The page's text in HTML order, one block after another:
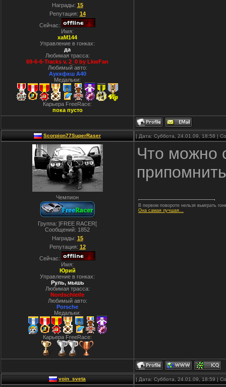
Награды: 15
Репутация: 14
Сейчас:
Имя:
xaM144
Управление в гонках:
да
Любимая трасса:
69-6-6-Tracks v. 2_0 by LkwFan
Любимый авто:
Ауккфкш А40
Медальки:
Карьера FreeRace:
пока пусто
Scorpion77SuperRaser | Дата: Суббота, 24.01.09, 18:58 |
Чемпион
Группа: ]FREE RACER[
Сообщений: 1852
Награды: 15
Репутация: 12
Сейчас:
Имя:
Юрий
Управление в гонках:
Руль, мышь
Любимая трасса:
Nordschleife
Любимый авто:
Porsche
Медальки:
Карьера FreeRace:
Что можно
В первом повороте нельзя выиграть
Она самая лучшая...
voin_sveta | Дата: Суббота, 24.01.09, 18:59 |